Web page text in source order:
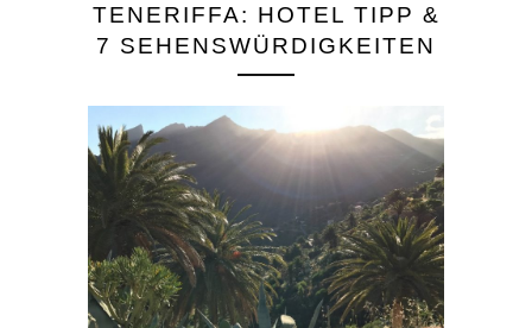
TENERIFFA: HOTEL TIPP &
7 SEHENSWÜRDIGKEITEN